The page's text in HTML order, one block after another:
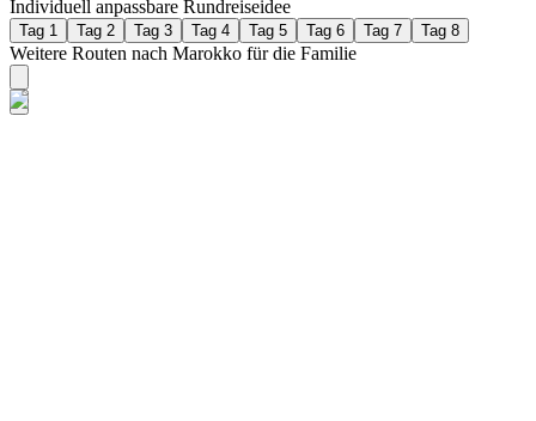
Individuell anpassbare Rundreiseidee
Tag 1 Tag 2 Tag 3 Tag 4 Tag 5 Tag 6 Tag 7 Tag 8
Weitere Routen nach Marokko für die Familie